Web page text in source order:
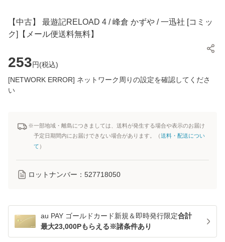
【中古】 最遊記RELOAD 4 / 峰倉 かずや / 一迅社 [コミッ
ク]【メール便送料無料】
253円(税込)
[NETWORK ERROR] ネットワーク周りの設定を確認してくださ
い
※一部地域・離島につきましては、送料が発生する場合や表示のお届け
予定日期間内にお届けできない場合があります。（送料・配送につい
て ）
ロットナンバー： 527718050
au PAY ゴールドカード新規＆即時発行限定合計
最大23,000Pもらえる※諸条件あり